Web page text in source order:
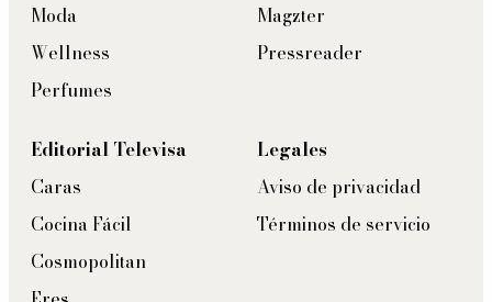
Moda
Wellness
Perfumes
Magzter
Pressreader
Editorial Televisa
Caras
Cocina Fácil
Cosmopolitan
Legales
Aviso de privacidad
Términos de servicio